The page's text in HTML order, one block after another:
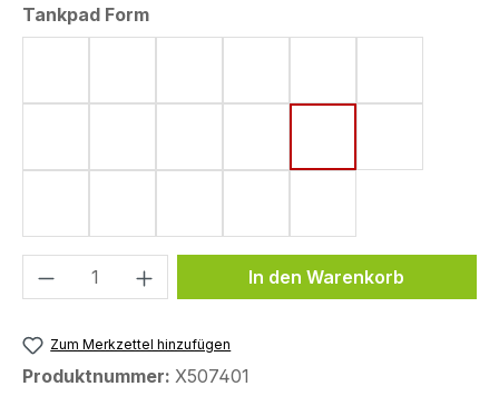
Tankpad Formauswählen
Produkt Anzahl: Gib denIn den Warenkorb
Zum Merkzettel hinzufügen
Produktnummer: X507401